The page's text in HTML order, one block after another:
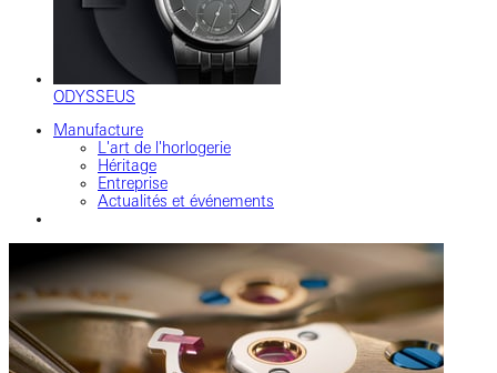
ODYSSEUS
Manufacture
L'art de l'horlogerie
Héritage
Entreprise
Actualités et événements